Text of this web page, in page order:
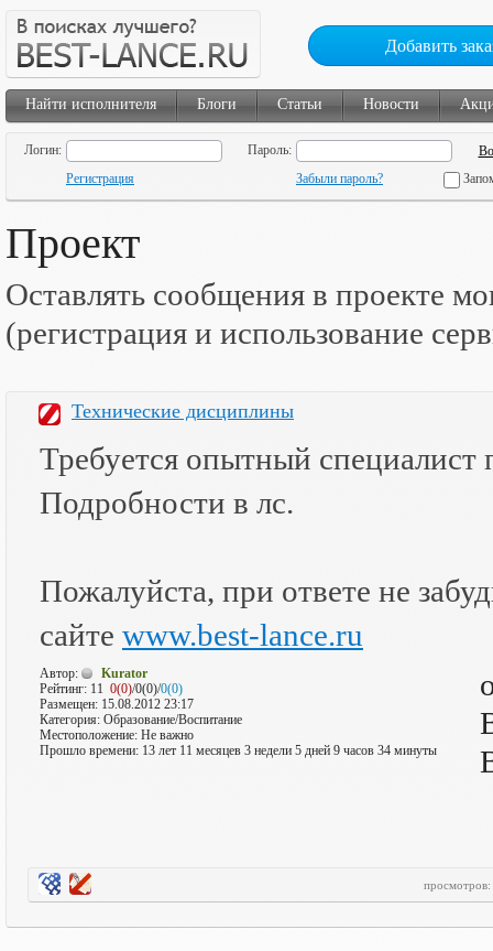
Добавить
Найти исполнителя Блоги Статьи Новости
Логин:
Пароль:
Регистрация
Забыли пароль?
Проект
Оставлять сообщения в проекте
(регистрация и использование
Технические дисциплины
Требуется опытный
Подробности в лс.
Пожалуйста, при ответе не
сайте www.best-lance.ru
Автор:
Kurator
Рейтинг: 11 0(0)/0(0)/0(0)
Размещен: 15.08.2012 23:17
Категория: Образование/Воспитание
Местоположение: Не важно
Прошло времени: 13 лет 11 месяцев 3 недели 5 дней 9 часов 34 минуты
просмотров: